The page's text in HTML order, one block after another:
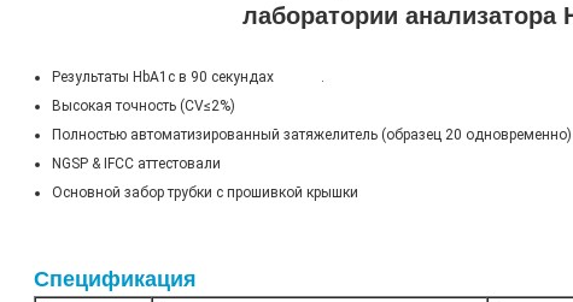
лаборатории анализатора
Результаты HbA1c в 90 секундах .
Высокая точность (CV≤2%)
Полностью автоматизированный затяжелитель (образец 20 одновременно)
NGSP & IFCC аттестовали
Основной забор трубки с прошивкой крышки
Спецификация